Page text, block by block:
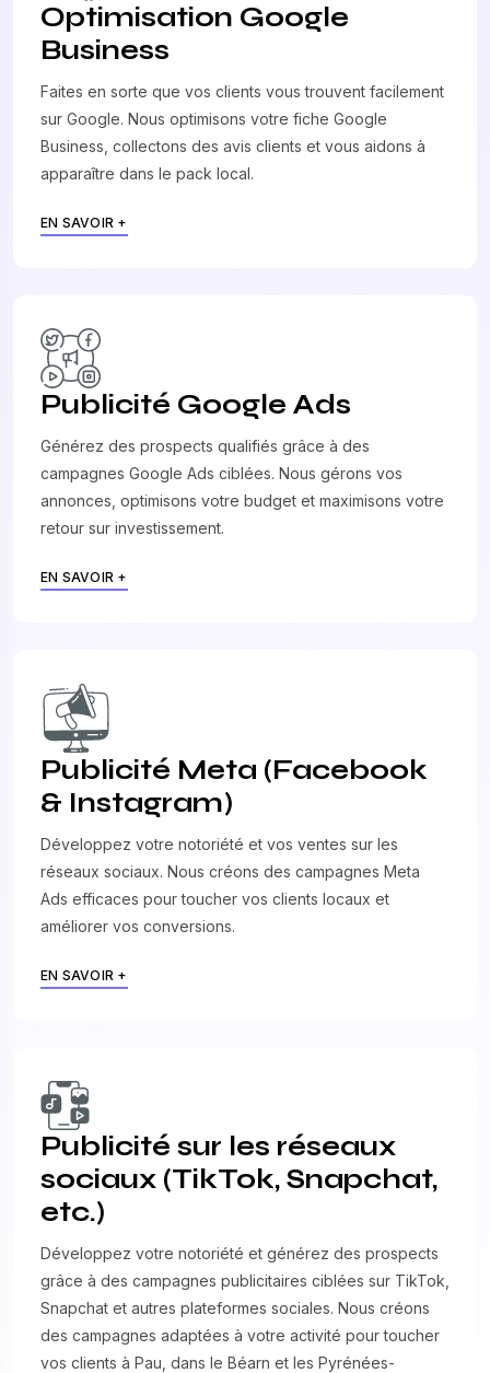
Optimisation Google
Business
Faites en sorte que vos clients vous trouvent facilement
sur Google. Nous optimisons votre fiche Google
Business, collectons des avis clients et vous aidons à
apparaître dans le pack local.
EN SAVOIR +
Publicité Google Ads
Générez des prospects qualifiés grâce à des
campagnes Google Ads ciblées. Nous gérons vos
annonces, optimisons votre budget et maximisons votre
retour sur investissement.
EN SAVOIR +
Publicité Meta (Facebook
& Instagram)
Développez votre notoriété et vos ventes sur les
réseaux sociaux. Nous créons des campagnes Meta
Ads efficaces pour toucher vos clients locaux et
améliorer vos conversions.
EN SAVOIR +
Publicité sur les réseaux
sociaux (TikTok, Snapchat,
etc.)
Développez votre notoriété et générez des prospects
grâce à des campagnes publicitaires ciblées sur TikTok,
Snapchat et autres plateformes sociales. Nous créons
des campagnes adaptées à votre activité pour toucher
vos clients à Pau, dans le Béarn et les Pyrénées-